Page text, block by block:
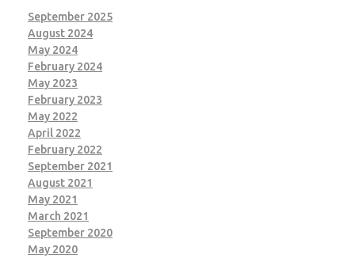
September 2025
August 2024
May 2024
February 2024
May 2023
February 2023
May 2022
April 2022
February 2022
September 2021
August 2021
May 2021
March 2021
September 2020
May 2020